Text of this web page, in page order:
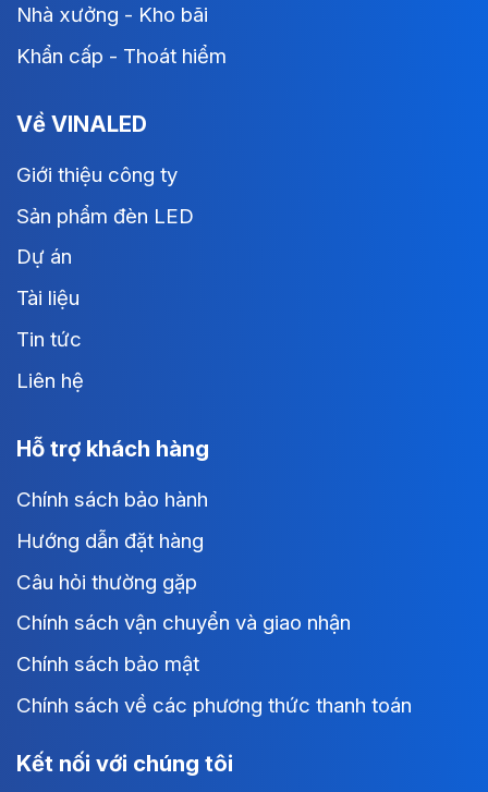
Nhà xưởng - Kho bãi
Khẩn cấp - Thoát hiểm
Về VINALED
Giới thiệu công ty
Sản phẩm đèn LED
Dự án
Tài liệu
Tin tức
Liên hệ
Hỗ trợ khách hàng
Chính sách bảo hành
Hướng dẫn đặt hàng
Câu hỏi thường gặp
Chính sách vận chuyển và giao nhận
Chính sách bảo mật
Chính sách về các phương thức thanh toán
Kết nối với chúng tôi